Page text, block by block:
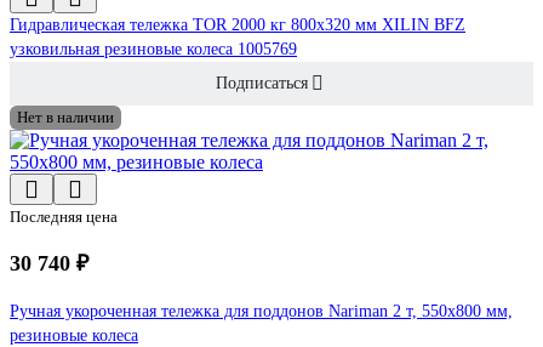
Гидравлическая тележка TOR 2000 кг 800x320 мм XILIN BFZ
узковильная резиновые колеса 1005769
Подписаться
Нет в наличии
Последняя цена
30 740 ₽
Ручная укороченная тележка для поддонов Nariman 2 т, 550x800 мм,
резиновые колеса